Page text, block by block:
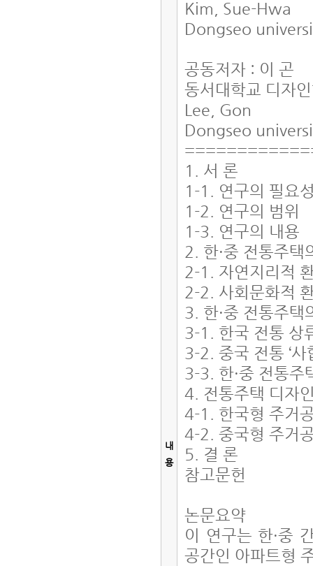
내
용
Kim, Sue-Hwa
Dongseo
공동저자 : 이 곤
동서대학교 디자
Lee, Gon
Dongseo
1. 서 론
1-1. 연구의 필요
1-2. 연구의 범위
1-3. 연구의 내용
2. 한·중 전통주택
2-1. 자연지리적
2-2. 사회문화적
3. 한·중 전통주
3-1. 한국 전통 상
3-2. 중국 전통 ‘
3-3. 한·중 전통
4. 전통주택 디자
4-1. 한국형 주거
4-2. 중국형 주거
5. 결 론
참고문헌
논문요약
이 연구는 한·중
공간인 아파트형